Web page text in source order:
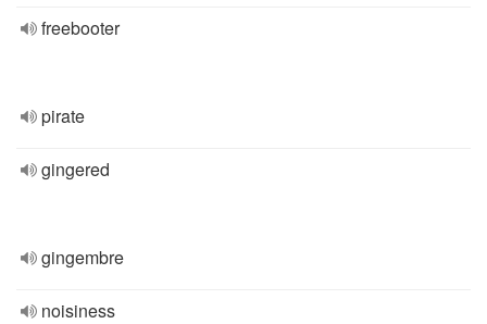
freebooter
pirate
gingered
gingembre
noisiness